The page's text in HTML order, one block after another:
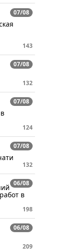
07/08
143
07/08
132
07/08
124
07/08
132
06/08
в
198
06/08
209